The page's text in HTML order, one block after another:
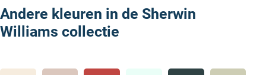
Andere kleuren in de Sherwin
Williams collectie